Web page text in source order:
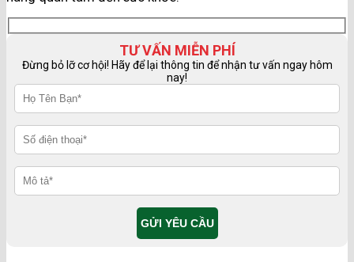
TƯ VẤN MIỄN PHÍ
Đừng bỏ lỡ cơ hội! Hãy để lại thông tin để nhận tư vấn ngay hôm
nay!